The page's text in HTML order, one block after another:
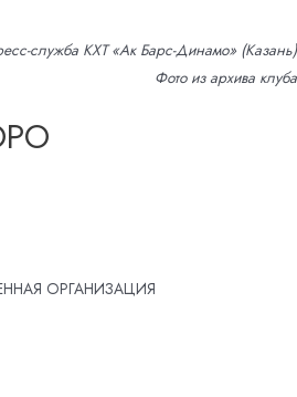
служба КХТ «Ак Барс-Динамо» (Казань)
Фото из архива клуба
ОРГАНИЗАЦИЯ